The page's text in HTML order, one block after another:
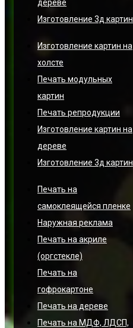
дереве
Изготовление 3д картин
Изготовление картин на
холсте
Печать модульных
картин
Печать репродукции
Изготовление картин на
дереве
Изготовление 3д картин
Печать на
самоклеящейся пленке
Наружная реклама
Печать на акриле
(оргстекле)
Печать на
гофрокартоне
Печать на дереве
Печать на МДФ, ЛДСП,